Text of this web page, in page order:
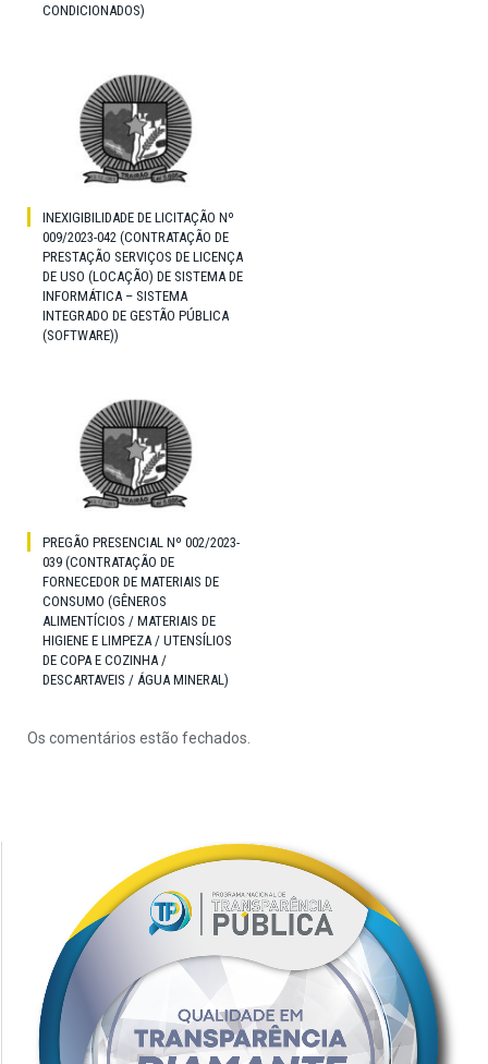
CONDICIONADOS)
INEXIGIBILIDADE DE LICITAÇÃO Nº
009/2023-042 (CONTRATAÇÃO DE
PRESTAÇÃO SERVIÇOS DE LICENÇA
DE USO (LOCAÇÃO) DE SISTEMA DE
INFORMÁTICA – SISTEMA
INTEGRADO DE GESTÃO PÚBLICA
(SOFTWARE))
PREGÃO PRESENCIAL Nº 002/2023-
039 (CONTRATAÇÃO DE
FORNECEDOR DE MATERIAIS DE
CONSUMO (GÊNEROS
ALIMENTÍCIOS / MATERIAIS DE
HIGIENE E LIMPEZA / UTENSÍLIOS
DE COPA E COZINHA /
DESCARTAVEIS / ÁGUA MINERAL)
Os comentários estão fechados.